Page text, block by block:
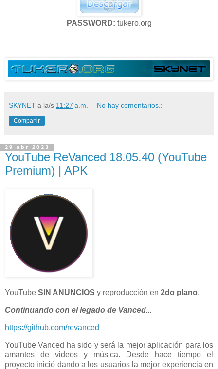
PASSWORD: tukero.org
SKYNET a la/s 11:27 a.m. No hay comentarios.:
Compartir
29 abr 2023
YouTube ReVanced 18.05.40 (YouTube
Premium) | APK
YouTube SIN ANUNCIOS y reproducción en 2do plano.
Continuando con el legado de Vanced...
https://github.com/revanced
YouTube Vanced ha sido y será la mejor aplicación para los
amantes de videos y música. Desde hace tiempo el
proyecto inició dando a los usuarios la mejor experiencia en